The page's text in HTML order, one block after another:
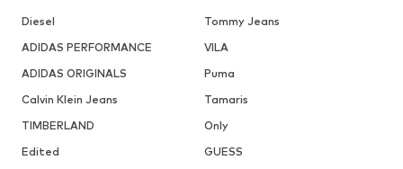
Diesel
Tommy Jeans
ADIDAS PERFORMANCE
VILA
ADIDAS ORIGINALS
Puma
Calvin Klein Jeans
Tamaris
TIMBERLAND
Only
Edited
GUESS